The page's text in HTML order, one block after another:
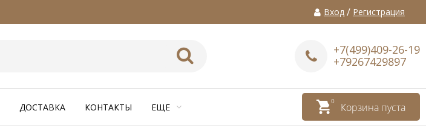
Вход / Регистрация
+7(499)409-26-19
+79267429897
Корзина пуста
0
ДОСТАВКА КОНТАКТЫ ЕЩЕ